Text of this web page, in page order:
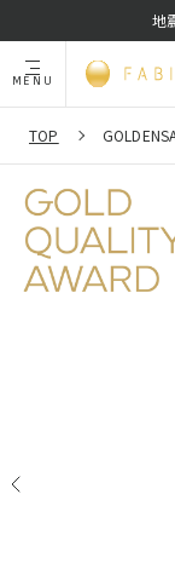
地
MENU
TOP